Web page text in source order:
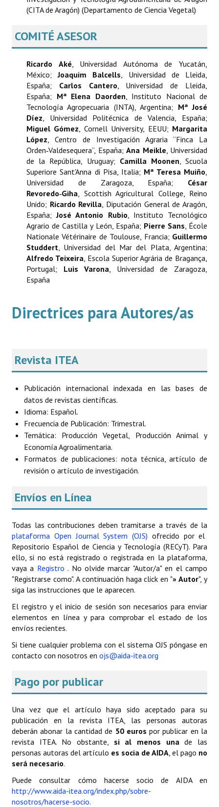
(CITA de Aragón) (Departamento de Ciencia Vegetal)
COMITÉ ASESOR
Ricardo Aké, Universidad Autónoma de Yucatán,
México;Joaquim Balcells, Universidad de Lleida,
España; Carlos Cantero, Universidad de Lleida,
España; Mª Elena Daorden, Instituto Nacional de
Tecnología Agropecuaria (INTA), Argentina; Mª José
Díez, Universidad Politécnica de Valencia, España;
Miguel Gómez, Cornell University, EEUU; Margarita
López, Centro de Investigación Agraria “Finca La
Orden‑Valdesequera”, España; Ana Meikle, Universidad
de la República, Uruguay; Camilla Moonen, Scuola
Superiore Sant'Anna di Pisa, Italia; Mª Teresa Muiño,
Universidad de Zaragoza, España; César
Revoredo‑Giha, Scottish Agricultural College, Reino
Unido; Ricardo Revilla, Diputación General de Aragón,
España;José Antonio Rubio, Instituto Tecnológico
Agrario de Castilla y León, España; Pierre Sans, École
Nationale Vétérinaire de Toulouse, Francia; Guillermo
Studdert, Universidad del Mar del Plata, Argentina;
Alfredo Teixeira, Escola Superior Agrária de Bragança,
Portugal; Luis Varona, Universidad de Zaragoza,
España
Directrices para Autores/as
Revista ITEA
Publicación internacional indexada en las bases de
datos de revistas científicas.
Idioma: Español.
Frecuencia de Publicación: Trimestral.
Temática: Producción Vegetal, Producción Animal y
Economía Agroalimentaria.
Formatos de publicaciones: nota técnica, artículo de
revisión o artículo de investigación.
Envíos en Línea
Todas las contribuciones deben tramitarse a través de la
plataforma Open Journal System (OJS) ofrecido por el
Repositorio Español de Ciencia y Tecnología (RECyT). Para
ello, si no está registrado o registrada en la plataforma,
vaya a Registro. No olvide marcar "Autor/a" en el campo
"Registrarse como". A continuación haga click en "» Autor", y
siga las instrucciones que le aparecen.
El registro y el inicio de sesión son necesarios para enviar
elementos en línea y para comprobar el estado de los
envíos recientes.
Si tiene cualquier problema con el sistema OJS póngase en
contacto con nosotros en ojs@aida-itea.org
Pago por publicar
Una vez que el artículo haya sido aceptado para su
publicación en la revista ITEA, las personas autoras
deberán abonar la cantidad de 50 euros por publicar en la
revista ITEA. No obstante, si al menos unade las
personas autoras del artículo es socia de AIDA, el pago no
será necesario.
Puede consultar cómo hacerse socio de AIDA en
http://www.aida-itea.org/index.php/sobre-
nosotros/hacerse-socio.